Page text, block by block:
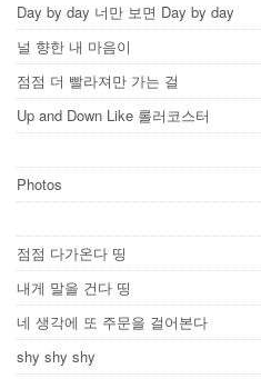
Day by day 너만 보면 Day by day
널 향한 내 마음이
점점 더 빨라져만 가는 걸
Up and Down Like 롤러코스터
Photos
점점 다가온다 띵
내게 말을 건다 띵
네 생각에 또 주문을 걸어본다
shy shy shy